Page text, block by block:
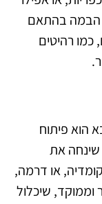
הבמה בהתאם
רהיטים
הוא פיתוח
שינחה את
או דרמה,
שיכלול